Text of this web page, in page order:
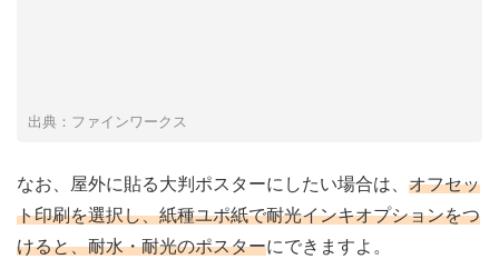
出典：ファインワークス
なお、屋外に貼る大判ポスターにしたい場合は、 オフセッ
ト印刷を選択し、紙種ユポ紙で耐光インキオプションをつ
けると、耐水・耐光のポスターにできますよ。